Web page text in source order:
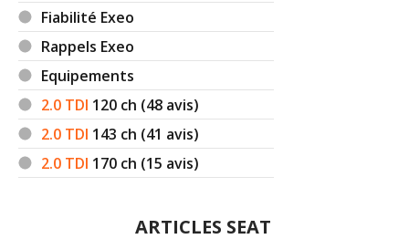
Fiabilité Exeo
Rappels Exeo
Equipements
2.0 TDI 120 ch (48 avis)
2.0 TDI 143 ch (41 avis)
2.0 TDI 170 ch (15 avis)
ARTICLES SEAT